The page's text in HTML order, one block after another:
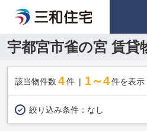
宇都宮市雀の宮 賃貸
該当物件数 4件 1～4 件を表示
絞り込み条件： なし